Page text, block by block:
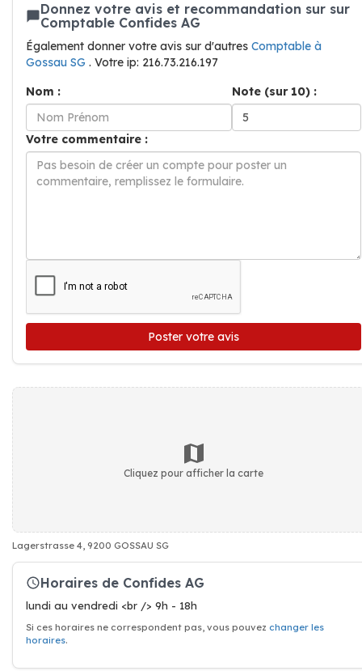
Donnez votre avis et recommandation sur sur
Comptable Confides AG
Également donner votre avis sur d'autres Comptable à
Gossau SG . Votre ip: 216.73.216.197
Nom :
Note (sur 10) :
Votre commentaire :
Poster votre avis
Cliquez pour afficher la carte
Lagerstrasse 4, 9200 GOSSAU SG
Horaires de Confides AG
lundi au vendredi <br /> 9h - 18h
Si ces horaires ne correspondent pas, vous pouvez changer les
horaires.